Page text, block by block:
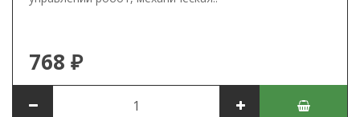
768 ₽